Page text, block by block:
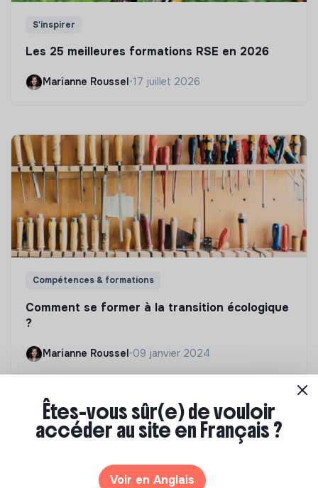
S'inspirer
Les 25 meilleures formations RSE en 2026
Marianne Roussel •17 juillet 2026
Compétences & formations
Comment se former à la transition écologique
?
Marianne Roussel•09 janvier 2024
Êtes-vous sûr(e) de vouloir
accéder au site en Français ?
Voir en Anglais